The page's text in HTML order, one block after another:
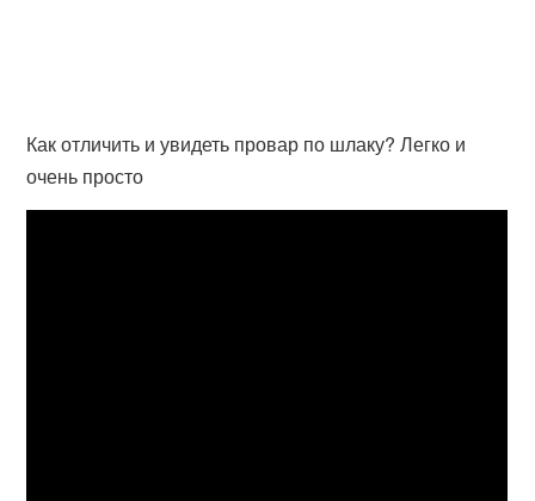
Как отличить и увидеть провар по шлаку? Легко и
очень просто